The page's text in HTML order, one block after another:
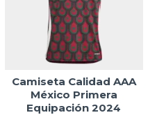
Camiseta Calidad AAA
México Primera
Equipación 2024